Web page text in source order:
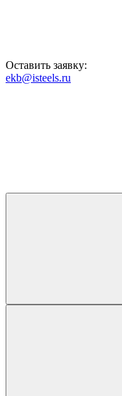
Оставить заявку:
ekb@isteels.ru